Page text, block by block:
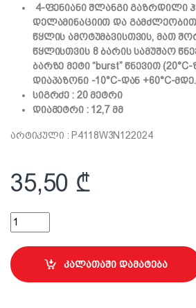
4-ფენიანი შლანგი გაზრდილი
დელამინაციით და
წყლის ამოტუმბვისთვის, მათ
წყლისთვის 8 ბარის სამუშაო
ბარზე მეტი “burst” წნევით
დიაპაზონი -10°C-დან +60°C-მდე.
სიგრძე : 20 მეტრი
დიამეტრი : 12,7 მმ
არტიკული : P4118W3N122024
35,50 ₾
შლანგი YELLOWBOS PLUS 1/2", 20მ
კალათაში დამატება